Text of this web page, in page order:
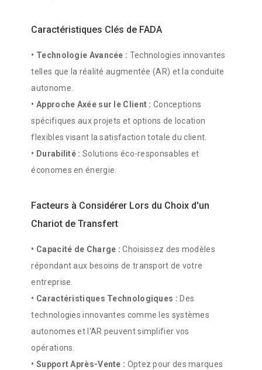
Caractéristiques Clés de FADA
• Technologie Avancée : Technologies innovantes
telles que la réalité augmentée (AR) et la conduite
autonome.
• Approche Axée sur le Client : Conceptions
spécifiques aux projets et options de location
flexibles visant la satisfaction totale du client.
• Durabilité : Solutions éco-responsables et
économes en énergie.
Facteurs à Considérer Lors du Choix d'un
Chariot de Transfert
• Capacité de Charge :Choisissez des modèles
répondant aux besoins de transport de votre
entreprise.
• Caractéristiques Technologiques : Des
technologies innovantes comme les systèmes
autonomes et l'AR peuvent simplifier vos
opérations.
• Support Après-Vente : Optez pour des marques